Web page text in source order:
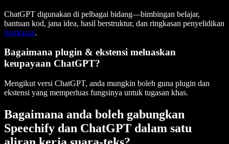
ChatGPT digunakan di pelbagai bidang—bimbingan belajar,
bantuan kod, jana idea, hasil berstruktur, dan ringkasan penyelidikan
ringkasan.
Bagaimana plugin & ekstensi meluaskan
keupayaan ChatGPT?
Mengikut versi ChatGPT, anda mungkin boleh guna plugin dan
ekstensi yang memperluas fungsinya untuk tugasan khas.
Bagaimana anda boleh gabungkan
Speechify dan ChatGPT dalam satu